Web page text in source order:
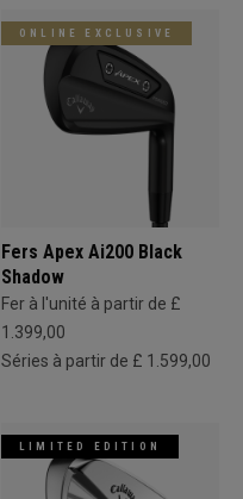
ONLINE EXCLUSIVE
Fers Apex Ai200 Black
Shadow
Fer à l'unité à partir de £
1.399,00
Séries à partir de £ 1.599,00
LIMITED EDITION